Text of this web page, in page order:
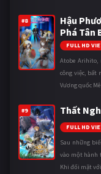
#8
Hậu
Phá Tân
FULL HD
Atobe Arihito,
công việc, bất
Vương quốc
#9 Thất
FULL HD
Sau những
vào một hành
Khi đối mặt